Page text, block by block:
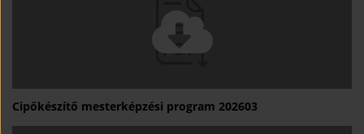
Cipőkészítő mesterképzési program 202603